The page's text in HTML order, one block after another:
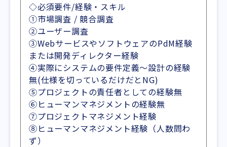
◇必須要件/経験・スキル
①市場調査 / 競合調査
②ユーザー調査
③WebサービスやソフトウェアのPdM経験
または開発ディレクター経験
④実際にシステムの要件定義〜設計の経験
無(仕様を切っているだけだとNG)
⑤プロジェクトの責任者としての経験無
⑥ヒューマンマネジメントの経験無
⑦プロジェクトマネジメント経験
⑧ヒューマンマネジメント経験（人数問わ
ず）